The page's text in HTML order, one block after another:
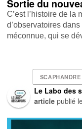
Sortie du
C’est l’histoire de la
d’observatoires
méconnue, qui se
SCAPHANDRE
Le Labo des
article publié